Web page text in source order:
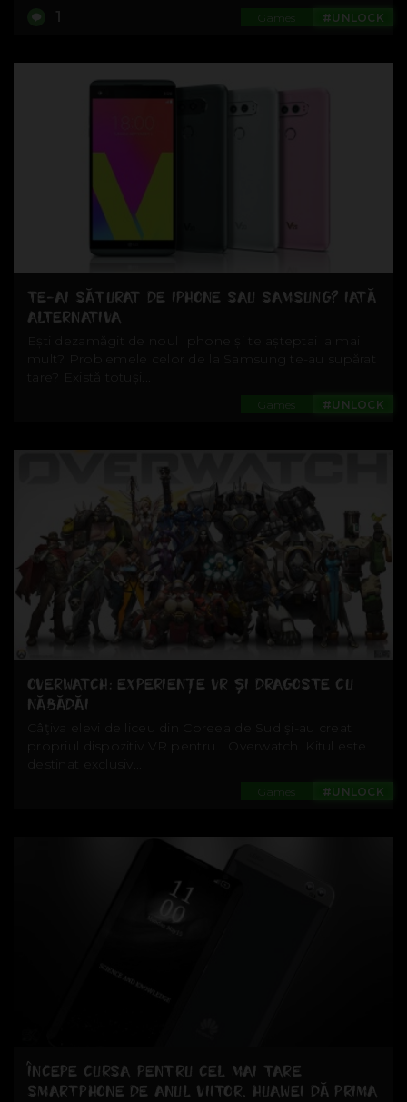
#UNLOCK
Games
1
TE-AI SĂTURAT DE IPHONE SAU SAMSUNG? IATĂ
ALTERNATIVA
Ești dezamăgit de noul Iphone și te așteptai la mai
mult? Problemele celor de la Samsung te-au supărat
tare? Există totuși...
#UNLOCK
Games
OVERWATCH: EXPERIENŢE VR ŞI DRAGOSTE CU
NĂBĂDĂI
Câţiva elevi de liceu din Coreea de Sud şi-au creat
propriul dispozitiv VR pentru... Overwatch. Kitul este
destinat exclusiv...
#UNLOCK
Games
ÎNCEPE CURSA PENTRU CEL MAI TARE
SMARTPHONE DE ANUL VIITOR. HUAWEI DĂ PRIMA